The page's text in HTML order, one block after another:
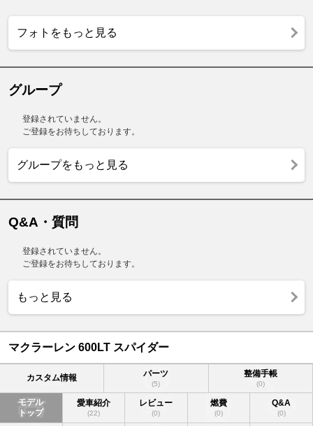
フォトをもっと見る
グループ
登録されていません。
ご登録をお待ちしております。
グループをもっと見る
Q&A・質問
登録されていません。
ご登録をお待ちしております。
もっと見る
マクラーレン 600LT スパイダー
カスタム情報 パーツ
(5)
整備手帳
(0)
モデル
トップ
愛車紹介
(22)
レビュー
(0)
燃費
(0)
Q&A
(0)